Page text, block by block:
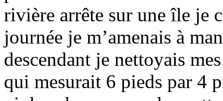
rivière arrête sur une île je
journée je m’amenais à
descendant je nettoyais
qui mesurait 6 pieds par 4